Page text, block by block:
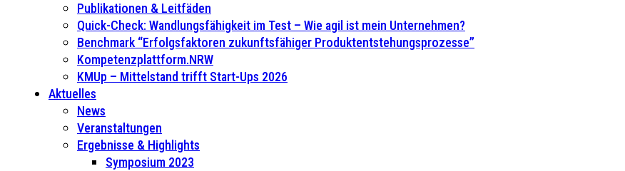
Publikationen & Leitfäden
Quick-Check: Wandlungsfähigkeit im Test – Wie agil ist mein Unternehmen?
Benchmark “Erfolgsfaktoren zukunftsfähiger Produktentstehungsprozesse”
Kompetenzplattform.NRW
KMUp – Mittelstand trifft Start-Ups 2026
Aktuelles
News
Veranstaltungen
Ergebnisse & Highlights
Symposium 2023